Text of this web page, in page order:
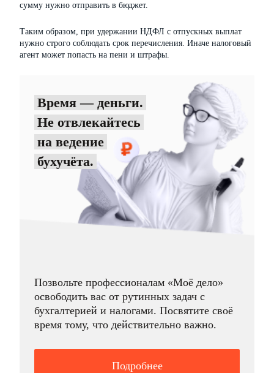
сумму нужно отправить в бюджет.
Таким образом, при удержании НДФЛ с отпускных выплат
нужно строго соблюдать срок перечисления. Иначе налоговый
агент может попасть на пени и штрафы.
Время — деньги.
Не отвлекайтесь
на ведение
бухучёта.
Позвольте профессионалам «Моё дело»
освободить вас от рутинных задач с
бухгалтерией и налогами. Посвятите своё
время тому, что действительно важно.
Подробнее